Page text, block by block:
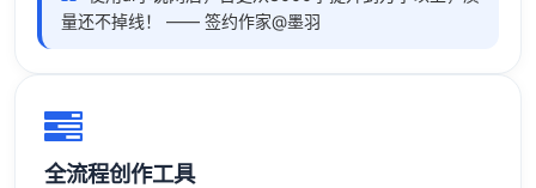
量还不掉线！ —— 签约作家@墨羽
全流程创作工具